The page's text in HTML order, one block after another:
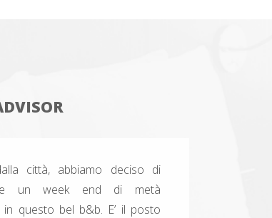
città, abbiamo deciso di
un week end di metà
in questo bel b&b. E’ il posto